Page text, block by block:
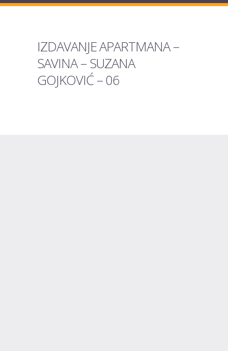
IZDAVANJE APARTMANA –
SAVINA – SUZANA
GOJKOVIĆ – 06